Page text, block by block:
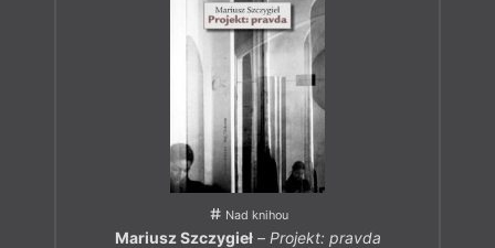
Nad knihou
Mariusz Szczygieł– Projekt: pravda